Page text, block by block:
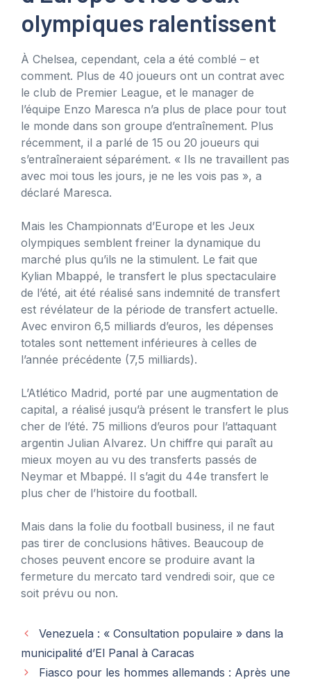
olympiques ralentissent
À Chelsea, cependant, cela a été comblé – et
comment. Plus de 40 joueurs ont un contrat avec
le club de Premier League, et le manager de
l’équipe Enzo Maresca n’a plus de place pour tout
le monde dans son groupe d’entraînement. Plus
récemment, il a parlé de 15 ou 20 joueurs qui
s’entraîneraient séparément. « Ils ne travaillent pas
avec moi tous les jours, je ne les vois pas », a
déclaré Maresca.
Mais les Championnats d’Europe et les Jeux
olympiques semblent freiner la dynamique du
marché plus qu’ils ne la stimulent. Le fait que
Kylian Mbappé, le transfert le plus spectaculaire
de l’été, ait été réalisé sans indemnité de transfert
est révélateur de la période de transfert actuelle.
Avec environ 6,5 milliards d’euros, les dépenses
totales sont nettement inférieures à celles de
l’année précédente (7,5 milliards).
L’Atlético Madrid, porté par une augmentation de
capital, a réalisé jusqu’à présent le transfert le plus
cher de l’été. 75 millions d’euros pour l’attaquant
argentin Julian Alvarez. Un chiffre qui paraît au
mieux moyen au vu des transferts passés de
Neymar et Mbappé. Il s’agit du 44e transfert le
plus cher de l’histoire du football.
Mais dans la folie du football business, il ne faut
pas tirer de conclusions hâtives. Beaucoup de
choses peuvent encore se produire avant la
fermeture du mercato tard vendredi soir, que ce
soit prévu ou non.
Venezuela : « Consultation populaire » dans la
municipalité d’El Panal à Caracas
Fiasco pour les hommes allemands : Après une